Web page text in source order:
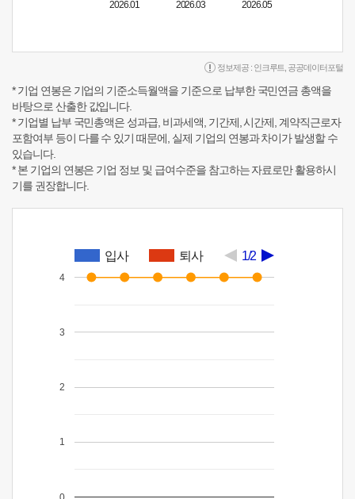
2026.01
2026.03
2026.05
정보제공 : 인크루트 공공데이터포털
* 기업 연봉은 기업의 기준소득월액을 기준으로 납부한 국민연금 총액을
바탕으로 산출한 값입니다.
* 기업별 납부 국민총액은 성과급, 비과세액, 기간제, 시간제, 계약직근로자
포함여부 등이 다를 수 있기 때문에, 실제 기업의 연봉과 차이가 발생할 수
있습니다.
* 본 기업의 연봉은 기업 정보 및 급여수준을 참고하는 자료로만 활용하시
기를 권장합니다.
입사 퇴사 1/2
1
2
3
4